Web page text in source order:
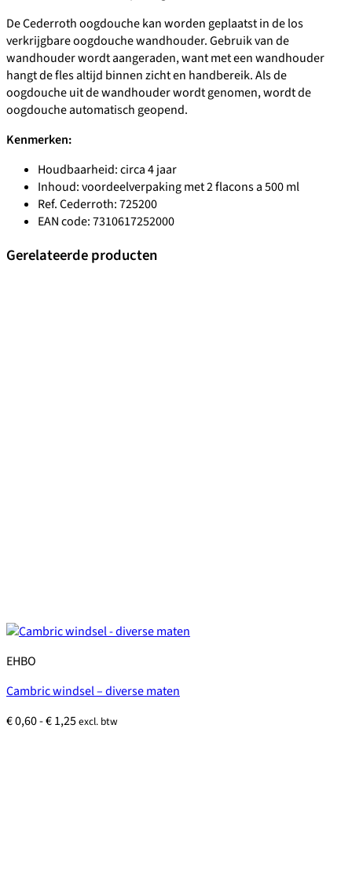
De Cederroth oogdouche kan worden geplaatst in de los
verkrijgbare oogdouche wandhouder. Gebruik van de
wandhouder wordt aangeraden, want met een wandhouder
hangt de fles altijd binnen zicht en handbereik. Als de
oogdouche uit de wandhouder wordt genomen, wordt de
oogdouche automatisch geopend.
Kenmerken:
Houdbaarheid: circa 4 jaar
Inhoud: voordeelverpaking met 2 flacons a 500 ml
Ref. Cederroth: 725200
EAN code: 7310617252000
Gerelateerde producten
EHBO
Cambric windsel – diverse maten
€0,60-€1,25Prijsklasse:
excl. btw